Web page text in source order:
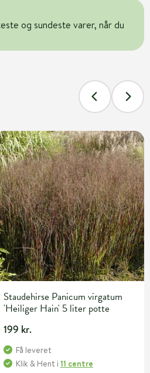
og sundeste varer, når du
Staudehirse Panicum virgatum
'Heiliger Hain' 5 liter potte
199 kr.
Få leveret
Klik & Hent i 11 centre